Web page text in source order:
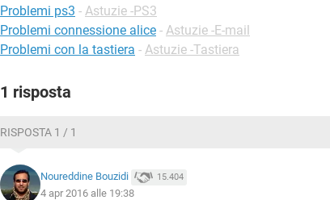
Problemi ps3 - Astuzie -PS3
Problemi connessione alice - Astuzie -E-mail
Problemi con la tastiera - Astuzie -Tastiera
1 risposta
RISPOSTA 1 / 1
Noureddine Bouzidi 15.404
4 apr 2016 alle 19:38